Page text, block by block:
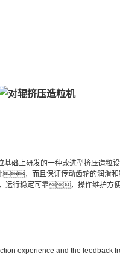
粒基础上研发的一种改进型
，而且保证传动齿轮的润
行稳定可靠，操作维护
experience and the